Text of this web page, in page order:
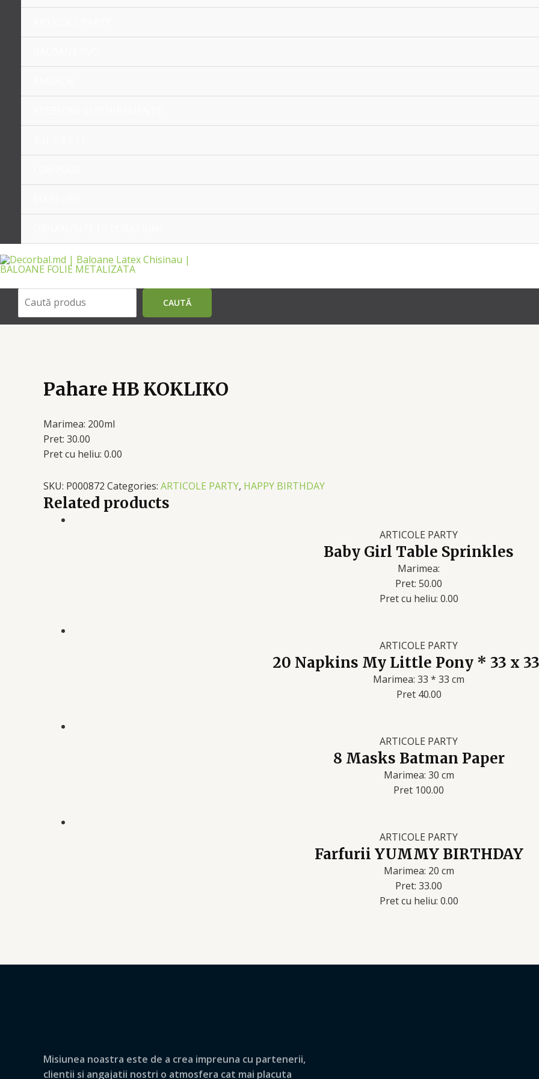
CAUTĂ
Pahare HB KOKLIKO
Marimea: 200ml
Pret: 30.00
Pret cu heliu: 0.00
SKU: P000872 Categories: ARTICOLE PARTY, HAPPY BIRTHDAY
Related products
ARTICOLE PARTY
Baby Girl Table Sprinkles
Marimea:
Pret: 50.00
Pret cu heliu: 0.00
ARTICOLE PARTY
20 Napkins My Little Pony * 33 x
Marimea: 33 * 33 cm
Pret 40.00
ARTICOLE PARTY
8 Masks Batman Paper
Marimea: 30 cm
Pret 100.00
ARTICOLE PARTY
Farfurii YUMMY BIRTHDAY
Marimea: 20 cm
Pret: 33.00
Pret cu heliu: 0.00
Misiunea noastra este de a crea impreuna cu partenerii,
clientii si angajatii nostri o atmosfera cat mai placuta